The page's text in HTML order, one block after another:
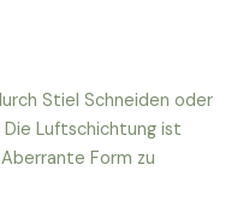
Stiel Schneiden oder
Luftschichtung ist
Form zu